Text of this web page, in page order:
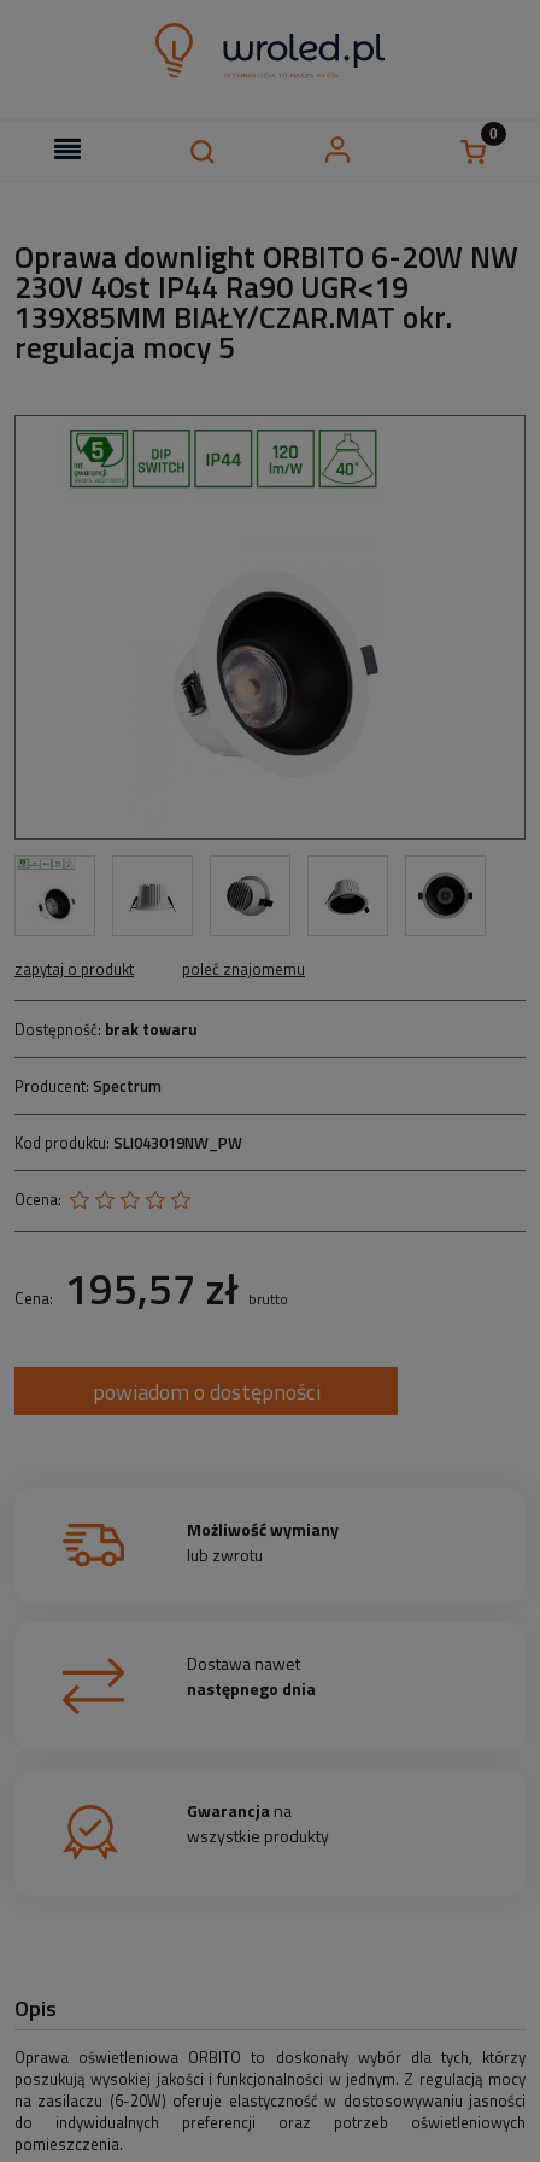
Oprawa downlight ORBITO 6-20W NW
230V 40st IP44 Ra90 UGR<19
139X85MM BIAŁY/CZAR.MAT okr.
regulacja mocy 5
zapytaj o produkt poleć znajomemu
Dostępność: brak towaru
Producent: Spectrum
Kod produktu: SLI043019NW_PW
Ocena:
Cena: 195,57 zł brutto
powiadom o dostępności
Możliwość wymiany
lub zwrotu
Dostawa nawet
następnego dnia
Gwarancjana
wszystkie produkty
Opis
Oprawa oświetleniowa ORBITO to doskonały wybór dla tych, którzy
poszukują wysokiej jakości i funkcjonalności w jednym. Z regulacją mocy
na zasilaczu (6-20W) oferuje elastyczność w dostosowywaniu jasności
do indywidualnych preferencji oraz potrzeb oświetleniowych
pomieszczenia.